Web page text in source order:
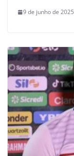
9 de junho de 2025